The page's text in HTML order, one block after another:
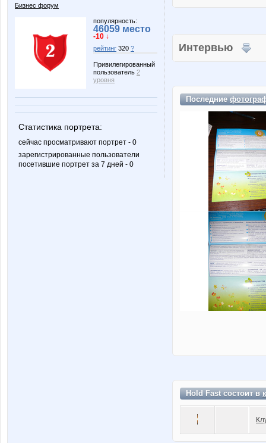
Бизнес форум
популярность:
46059 место
-10 ↓
рейтинг 320 ?
Привилегированный
пользователь 2
уровня
Статистика портрета:
сейчас просматривают портрет - 0
зарегистрированные пользователи
посетившие портрет за 7 дней - 0
Интервью
Последние
Hold Fast состоит в